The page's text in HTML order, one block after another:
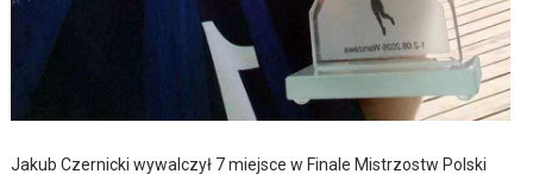
Jakub Czernicki wywalczył 7 miejsce w Finale Mistrzostw Polski